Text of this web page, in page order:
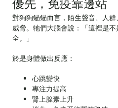
優先，免疫靠邊站
對狗狗貓貓而言，陌生聲音、人
威脅。牠們大腦會說：「這裡是
全。」
於是身體做出反應：
心跳變快
專注力提高
腎上腺素上升